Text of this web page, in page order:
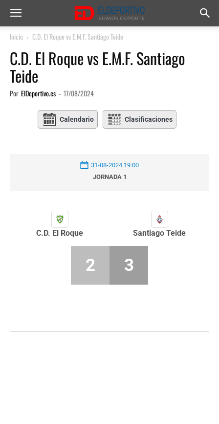
Inicio C.D. El Roque vs E.M.F. Santiago Teide
C.D. El Roque vs E.M.F. Santiago
Teide
Por ElDeportivo.es - 17/08/2024
Calendario Clasificaciones
31-08-2024 19:00
JORNADA 1
C.D. El Roque Santiago Teide
2 3